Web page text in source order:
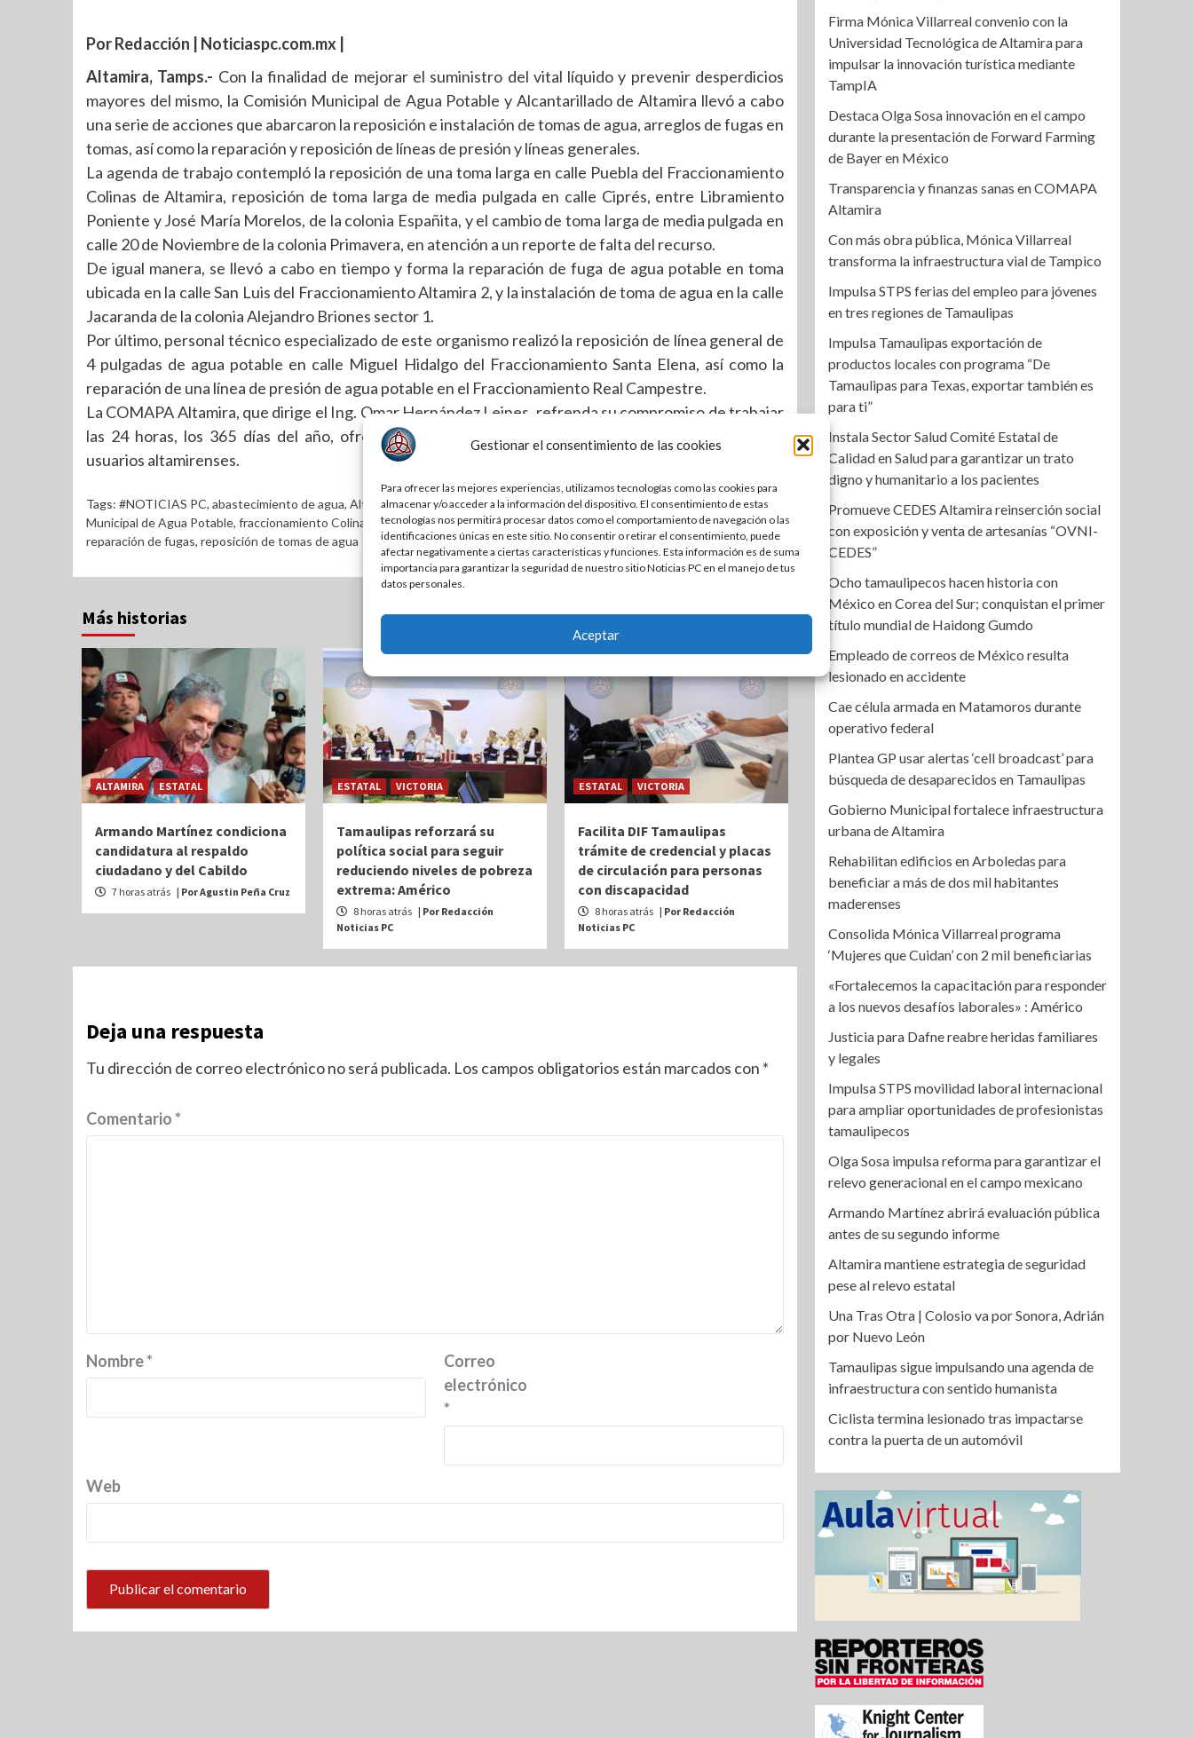
Gestionar el consentimiento de las cookies
Para ofrecer las mejores experiencias, utilizamos tecnologías como las cookies para
almacenar y/o acceder a la información del dispositivo. El consentimiento de estas
tecnologías nos permitirá procesar datos como el comportamiento de navegación o las
identificaciones únicas en este sitio. No consentir o retirar el consentimiento, puede
afectar negativamente a ciertas características y funciones. Esta información es de suma
importancia para garantizar la seguridad de nuestro sitio Noticias PC en el manejo de tus
datos personales.
Aceptar
Por Redacción | Noticiaspc.com.mx |
Altamira, Tamps.- Con la finalidad de mejorar el suministro del vital líquido y prevenir desperdicios
mayores del mismo, la Comisión Municipal de Agua Potable y Alcantarillado de Altamira llevó a cabo
una serie de acciones que abarcaron la reposición e instalación de tomas de agua, arreglos de fugas en
tomas, así como la reparación y reposición de líneas de presión y líneas generales.
La agenda de trabajo contempló la reposición de una toma larga en calle Puebla del Fraccionamiento
Colinas de Altamira, reposición de toma larga de media pulgada en calle Ciprés, entre Libramiento
Poniente y José María Morelos, de la colonia Españita, y el cambio de toma larga de media pulgada en
calle 20 de Noviembre de la colonia Primavera, en atención a un reporte de falta del recurso.
De igual manera, se llevó a cabo en tiempo y forma la reparación de fuga de agua potable en toma
ubicada en la calle San Luis del Fraccionamiento Altamira 2, y la instalación de toma de agua en la calle
Jacaranda de la colonia Alejandro Briones sector 1.
Por último, personal técnico especializado de este organismo realizó la reposición de línea general de
4 pulgadas de agua potable en calle Miguel Hidalgo del Fraccionamiento Santa Elena, así como la
reparación de una línea de presión de agua potable en el Fraccionamiento Real Campestre.
La COMAPA Altamira, que dirige el Ing. Omar Hernández Leines, refrenda su compromiso de trabajar
las 24 horas, los 365 días del año, ofreciendo a la vez una atención de calidad y oportuna a los
usuarios altamirenses.
Tags: #NOTICIAS PC, abastecimiento de agua, Altamira,atención a usuarios,colonia Españita,colonia Primavera,Comisión
Municipal de Agua Potable, fraccionamiento Colinas de Altamira,ingeniero Omar Hernández Leines,líneas de presión,
reparación de fugas, reposición de tomas de agua
Más historias
ALTAMIRA ESTATAL
Armando Martínez condiciona
candidatura al respaldo
ciudadano y del Cabildo
7 horas atrás | Por Agustin Peña Cruz
ESTATAL VICTORIA
Tamaulipas reforzará su
política social para seguir
reduciendo niveles de pobreza
extrema: Américo
8 horas atrás | Por Redacción
Noticias PC
ESTATAL VICTORIA
Facilita DIF Tamaulipas
trámite de credencial y placas
de circulación para personas
con discapacidad
8 horas atrás | Por Redacción
Noticias PC
Deja una respuesta
Tu dirección de correo electrónico no será publicada. Los campos obligatorios están marcados con *
Comentario*
Nombre*
Correo
electrónico
*
Web
Firma Mónica Villarreal convenio con la
Universidad Tecnológica de Altamira para
impulsar la innovación turística mediante
TampIA
Destaca Olga Sosa innovación en el campo
durante la presentación de Forward Farming
de Bayer en México
Transparencia y finanzas sanas en COMAPA
Altamira
Con más obra pública, Mónica Villarreal
transforma la infraestructura vial de Tampico
Impulsa STPS ferias del empleo para jóvenes
en tres regiones de Tamaulipas
Impulsa Tamaulipas exportación de
productos locales con programa “De
Tamaulipas para Texas, exportar también es
para ti”
Instala Sector Salud Comité Estatal de
Calidad en Salud para garantizar un trato
digno y humanitario a los pacientes
Promueve CEDES Altamira reinserción social
con exposición y venta de artesanías “OVNI-
CEDES”
Ocho tamaulipecos hacen historia con
México en Corea del Sur; conquistan el primer
título mundial de Haidong Gumdo
Empleado de correos de México resulta
lesionado en accidente
Cae célula armada en Matamoros durante
operativo federal
Plantea GP usar alertas ‘cell broadcast’ para
búsqueda de desaparecidos en Tamaulipas
Gobierno Municipal fortalece infraestructura
urbana de Altamira
Rehabilitan edificios en Arboledas para
beneficiar a más de dos mil habitantes
maderenses
Consolida Mónica Villarreal programa
‘Mujeres que Cuidan’ con 2 mil beneficiarias
«Fortalecemos la capacitación para responder
a los nuevos desafíos laborales» : Américo
Justicia para Dafne reabre heridas familiares
y legales
Impulsa STPS movilidad laboral internacional
para ampliar oportunidades de profesionistas
tamaulipecos
Olga Sosa impulsa reforma para garantizar el
relevo generacional en el campo mexicano
Armando Martínez abrirá evaluación pública
antes de su segundo informe
Altamira mantiene estrategia de seguridad
pese al relevo estatal
Una Tras Otra | Colosio va por Sonora, Adrián
por Nuevo León
Tamaulipas sigue impulsando una agenda de
infraestructura con sentido humanista
Ciclista termina lesionado tras impactarse
contra la puerta de un automóvil